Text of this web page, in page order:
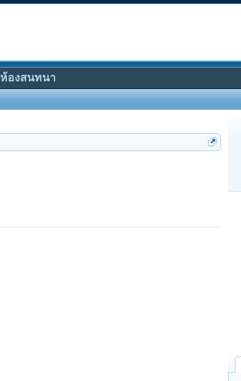
ห้องสนทนา